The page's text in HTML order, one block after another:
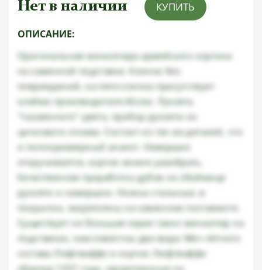
Нет в наличии КУПИТЬ
ОПИСАНИЕ:
Оригинальная миниатюра армейского кортика
на каменной подставке. Клинок без
повреждений, на пяте клинка присутствует
клеймо производителя Alcoso. Рукоять
"тыквенного" цвета, прибор рукояти из
цинкового сплава. Состоит из тех же деталей, что
и полноразмерный аналог. Навершие
откручивается, кортик можно разобрать.
Качественная проработка дубов на обоймице
рукояти и навершии. Ножны стальные, в
покрытии, закреплены на каменном постаменте.
Существует не большая серия таких миниатюр на
подставках, нам известны два вида: Меч лётного
состава Люфтваффе и кортик Люфтваффе